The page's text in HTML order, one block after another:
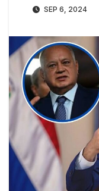
SEP 6, 2024